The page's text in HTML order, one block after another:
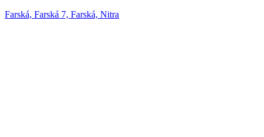
Farská, Farská 7, Farská, Nitra